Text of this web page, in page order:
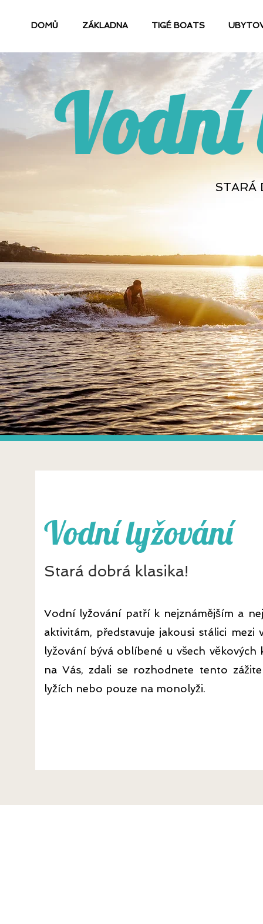
DOMŮ ZÁKLADNA TIGÉ BOATS
STARÁ
Vodní lyžování
Stará dobrá klasika!
Vodní lyžování patří k nejznámějším a
aktivitám, představuje jakousi stálici
lyžování bývá oblíbené u všech věkových
na Vás, zdali se rozhodnete tento
lyžích nebo pouze na monolyži.